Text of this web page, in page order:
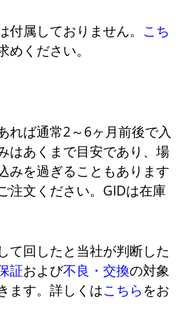
付属しておりません。 こち
めください。
れば通常2～6ヶ月前後で入
はあくまで目安であり、場
みを過ぎることもあります
注文ください。GIDは在庫
て回したと当社が判断した
証および不良・交換の対象
ます。詳しくはこちら をお